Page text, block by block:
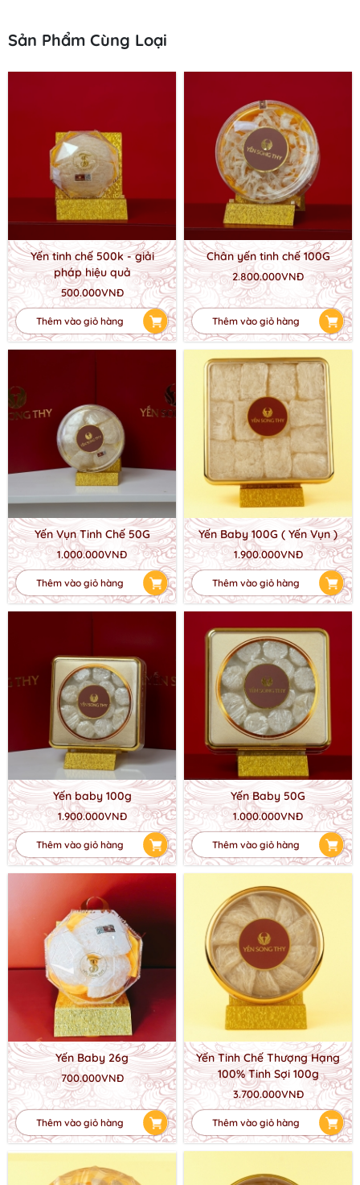
Sản Phẩm Cùng Loại
Yến tinh chế 500k - giải
pháp hiệu quả
500.000VNĐ
Thêm vào giỏ hàng
Chân yến tinh chế 100G
2.800.000VNĐ
Thêm vào giỏ hàng
Yến Vụn Tinh Chế 50G
1.000.000VNĐ
Thêm vào giỏ hàng
Yến Baby 100G ( Yến Vụn )
1.900.000VNĐ
Thêm vào giỏ hàng
Yến baby 100g
1.900.000VNĐ
Thêm vào giỏ hàng
Yến Baby 50G
1.000.000VNĐ
Thêm vào giỏ hàng
Yến Baby 26g
700.000VNĐ
Thêm vào giỏ hàng
Yến Tinh Chế Thượng Hạng
100% Tinh Sợi 100g
3.700.000VNĐ
Thêm vào giỏ hàng